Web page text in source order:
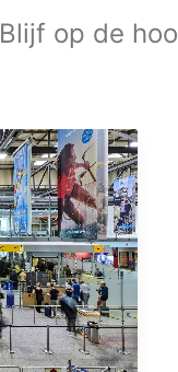
Blijf op de